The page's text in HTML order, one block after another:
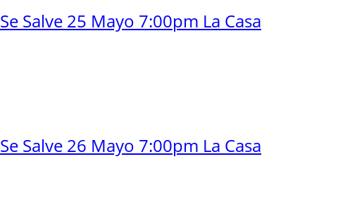
Salve 25 Mayo 7:00pm La Casa
Salve 26 Mayo 7:00pm La Casa